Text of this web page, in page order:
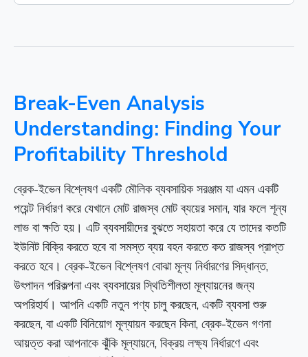
Break-Even Analysis
Understanding: Finding Your
Profitability Threshold
ব্রেক-ইভেন বিশ্লেষণ একটি মৌলিক ব্যবসায়িক সরঞ্জাম যা এমন একটি
পয়েন্ট নির্ধারণ করে যেখানে মোট রাজস্ব মোট ব্যয়ের সমান, যার ফলে শূন্য
লাভ বা ক্ষতি হয়। এটি ব্যবসায়ীদের বুঝতে সহায়তা করে যে তাদের কতটি
ইউনিট বিক্রি করতে হবে বা সমস্ত ব্যয় বহন করতে কত রাজস্ব প্রাপ্ত
করতে হবে। ব্রেক-ইভেন বিশ্লেষণ বোঝা মূল্য নির্ধারণের সিদ্ধান্ত,
উৎপাদন পরিকল্পনা এবং ব্যবসায়ের স্থিতিশীলতা মূল্যায়নের জন্য
অপরিহার্য। আপনি একটি নতুন পণ্য চালু করছেন, একটি ব্যবসা শুরু
করছেন, বা একটি বিনিয়োগ মূল্যায়ন করছেন কিনা, ব্রেক-ইভেন গণনা
আয়ত্ত করা আপনাকে ঝুঁকি মূল্যায়নে, বিক্রয় লক্ষ্য নির্ধারণে এবং